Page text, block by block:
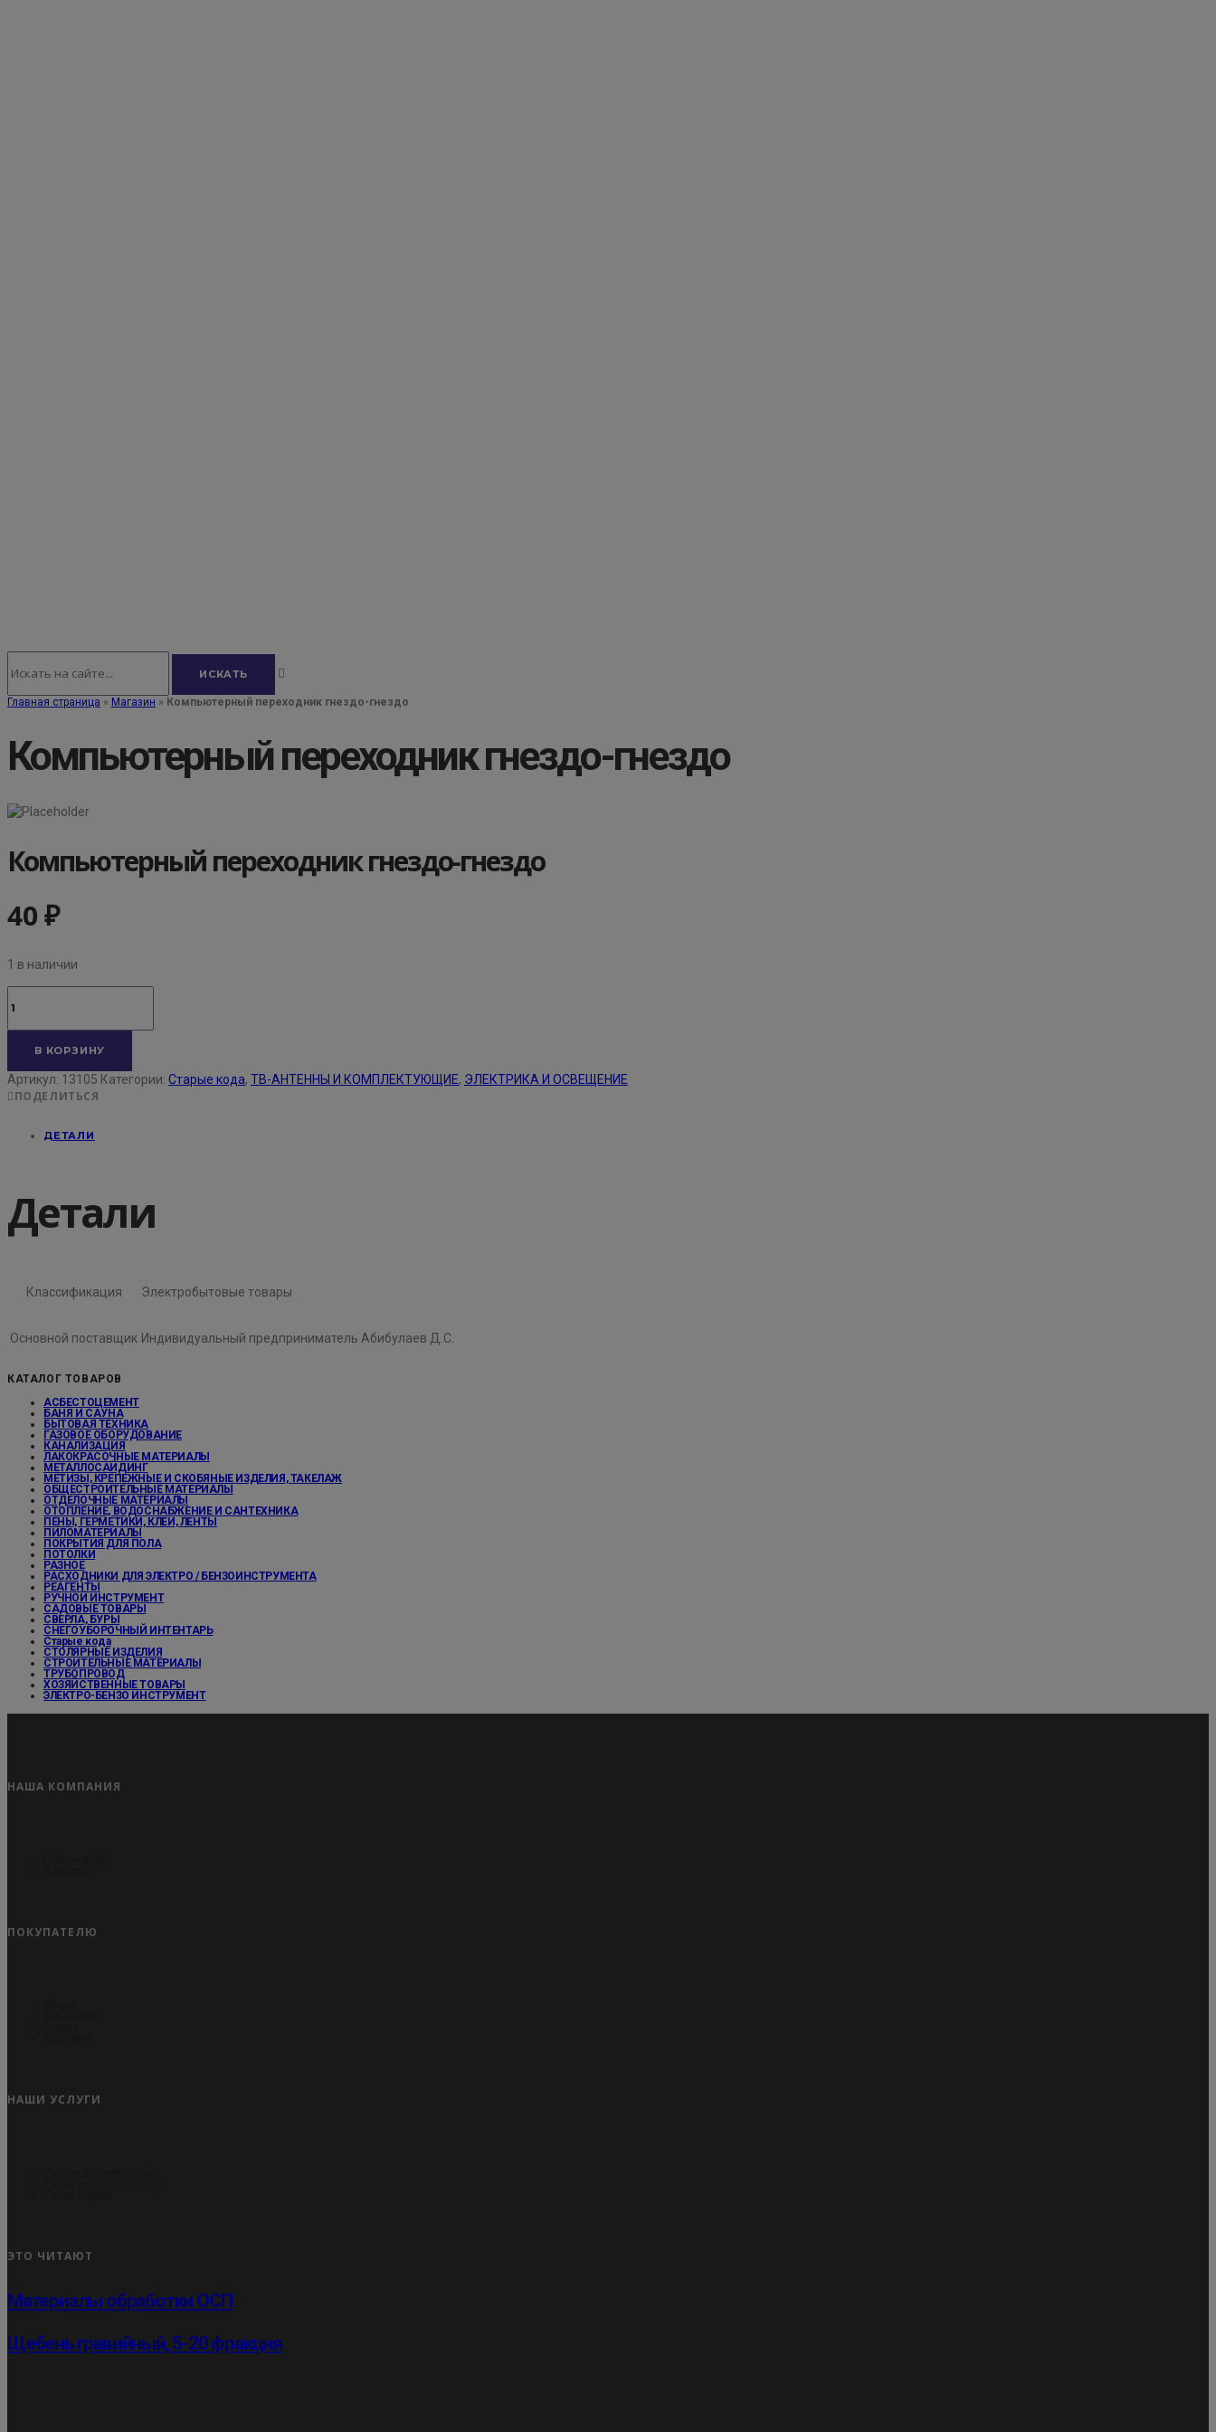
Главная страница » Магазин » Компьютерный переходник гнездо-гнездо
Компьютерный переходник гнездо-гнездо
Компьютерный переходник гнездо-гнездо
40₽
1 в наличии
товара
Компьютерный
переходник
гнездо
В КОРЗИНУ
Артикул: 13105 Категории: Старые кода, ТВ-АНТЕННЫ И КОМПЛЕКТУЮЩИЕ, ЭЛЕКТРИКА И ОСВЕЩЕНИЕ
ПОДЕЛИТЬСЯ
ДЕТАЛИ
Детали
Классификация Электробытовые товары
Основной поставщик Индивидуальный предприниматель Абибулаев Д.С.
КАТАЛОГ ТОВАРОВ
АСБЕСТОЦЕМЕНТ
БАНЯ И САУНА
БЫТОВАЯ ТЕХНИКА
ГАЗОВОЕ ОБОРУДОВАНИЕ
КАНАЛИЗАЦИЯ
ЛАКОКРАСОЧНЫЕ МАТЕРИАЛЫ
МЕТАЛЛОСАЙДИНГ
МЕТИЗЫ, КРЕПЕЖНЫЕ И СКОБЯНЫЕ ИЗДЕЛИЯ, ТАКЕЛАЖ
ОБЩЕСТРОИТЕЛЬНЫЕ МАТЕРИАЛЫ
ОТДЕЛОЧНЫЕ МАТЕРИАЛЫ
ОТОПЛЕНИЕ, ВОДОСНАБЖЕНИЕ И САНТЕХНИКА
ПЕНЫ, ГЕРМЕТИКИ, КЛЕИ, ЛЕНТЫ
ПИЛОМАТЕРИАЛЫ
ПОКРЫТИЯ ДЛЯ ПОЛА
ПОТОЛКИ
РАЗНОЕ
РАСХОДНИКИ ДЛЯ ЭЛЕКТРО / БЕНЗОИНСТРУМЕНТА
РЕАГЕНТЫ
РУЧНОЙ ИНСТРУМЕНТ
САДОВЫЕ ТОВАРЫ
СВЕРЛА, БУРЫ
СНЕГОУБОРОЧНЫЙ ИНТЕНТАРЬ
Старые кода
СТОЛЯРНЫЕ ИЗДЕЛИЯ
СТРОИТЕЛЬНЫЕ МАТЕРИАЛЫ
ТРУБОПРОВОД
ХОЗЯЙСТВЕННЫЕ ТОВАРЫ
ЭЛЕКТРО-БЕНЗО ИНСТРУМЕНТ
НАША КОМПАНИЯ
ПОКУПАТЕЛЮ
НАШИ УСЛУГИ
ЭТО ЧИТАЮТ
Материалы обработки ОСП
Щебень гравийный, 5-20 фракция